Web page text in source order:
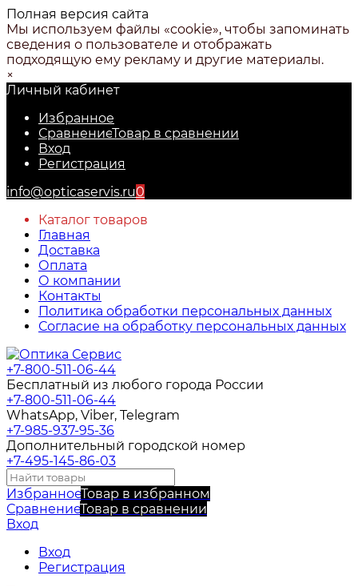
Полная версия сайта
Мы используем файлы «cookie», чтобы запоминать
сведения о пользователе и отображать
подходящую ему рекламу и другие материалы.
×
Личный кабинет
Избранное
СравнениеТовар в сравнении
Вход
Регистрация
info@opticaservis.ru0
Каталог товаров
Главная
Доставка
Оплата
О компании
Контакты
Политика обработки персональных данных
Согласие на обработку персональных данных
+7-800-511-06-44
Бесплатный из любого города России
+7-800-511-06-44
WhatsApp, Viber, Telegram
+7-985-937-95-36
Дополнительный городской номер
+7-495-145-86-03
ИзбранноеТовар в избранном
СравнениеТовар в сравнении
Вход
Вход
Регистрация